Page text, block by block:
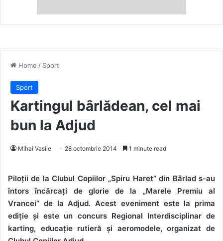
Home / Sport
Sport
Kartingul bârlădean, cel mai
bun la Adjud
Mihai Vasile 28 octombrie 2014 1 minute read
Piloții de la Clubul Copiilor „Spiru Haret” din Bârlad s-au
întors încărcați de glorie de la „Marele Premiu al
Vrancei” de la Adjud. Acest eveniment este la prima
ediție și este un concurs Regional Interdisciplinar de
karting, educație rutieră și aeromodele, organizat de